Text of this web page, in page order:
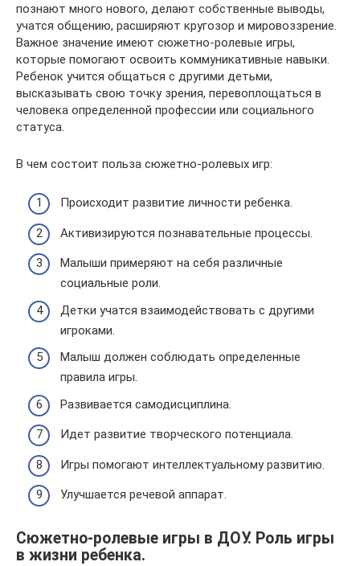
познают много нового, делают собственные выводы,
учатся общению, расширяют кругозор и мировоззрение.
Важное значение имеют сюжетно-ролевые игры,
которые помогают освоить коммуникативные навыки.
Ребенок учится общаться с другими детьми,
высказывать свою точку зрения, перевоплощаться в
человека определенной профессии или социального
статуса.
В чем состоит польза сюжетно-ролевых игр:
Происходит развитие личности ребенка.
Активизируются познавательные процессы.
Малыши примеряют на себя различные
социальные роли.
Детки учатся взаимодействовать с другими
игроками.
Малыш должен соблюдать определенные
правила игры.
Развивается самодисциплина.
Идет развитие творческого потенциала.
Игры помогают интеллектуальному развитию.
Улучшается речевой аппарат.
Сюжетно-ролевые игры в ДОУ. Роль игры
в жизни ребенка.